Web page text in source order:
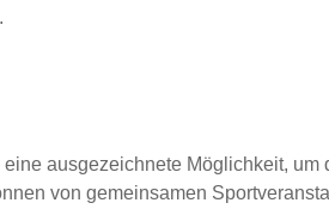
ausgezeichnete Möglichkeit, um
von gemeinsamen